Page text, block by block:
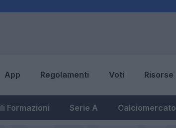
App Regolamenti Voti Risorse
Formazioni Serie A Calciomercato